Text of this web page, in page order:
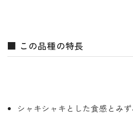
■ この品種の特長
シャキシャキとした食感とみ